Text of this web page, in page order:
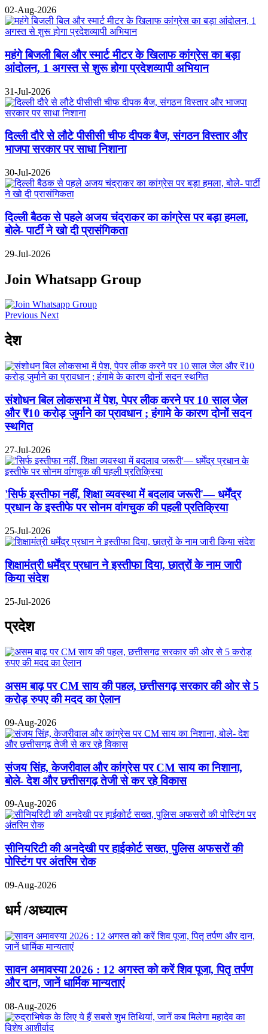
02-Aug-2026
महंगे बिजली बिल और स्मार्ट मीटर के खिलाफ कांग्रेस का बड़ा
आंदोलन, 1 अगस्त से शुरू होगा प्रदेशव्यापी अभियान
31-Jul-2026
दिल्ली दौरे से लौटे पीसीसी चीफ दीपक बैज, संगठन विस्तार और
भाजपा सरकार पर साधा निशाना
30-Jul-2026
दिल्ली बैठक से पहले अजय चंद्राकर का कांग्रेस पर बड़ा हमला,
बोले- पार्टी ने खो दी प्रासंगिकता
29-Jul-2026
Join Whatsapp Group
Previous Next
देश
संशोधन बिल लोकसभा में पेश, पेपर लीक करने पर 10 साल जेल
और ₹10 करोड़ जुर्माने का प्रावधान ; हंगामे के कारण दोनों सदन
स्थगित
27-Jul-2026
'सिर्फ इस्तीफा नहीं, शिक्षा व्यवस्था में बदलाव जरूरी'— धर्मेंद्र
प्रधान के इस्तीफे पर सोनम वांगचुक की पहली प्रतिक्रिया
25-Jul-2026
शिक्षामंत्री धर्मेंद्र प्रधान ने इस्तीफा दिया, छात्रों के नाम जारी
किया संदेश
25-Jul-2026
प्रदेश
असम बाढ़ पर CM साय की पहल, छत्तीसगढ़ सरकार की ओर से 5
करोड़ रुपए की मदद का ऐलान
09-Aug-2026
संजय सिंह, केजरीवाल और कांग्रेस पर CM साय का निशाना,
बोले- देश और छत्तीसगढ़ तेजी से कर रहे विकास
09-Aug-2026
सीनियरिटी की अनदेखी पर हाईकोर्ट सख्त, पुलिस अफसरों की
पोस्टिंग पर अंतरिम रोक
09-Aug-2026
धर्म /अध्यात्म
सावन अमावस्या 2026 : 12 अगस्त को करें शिव पूजा, पितृ तर्पण
और दान, जानें धार्मिक मान्यताएं
08-Aug-2026